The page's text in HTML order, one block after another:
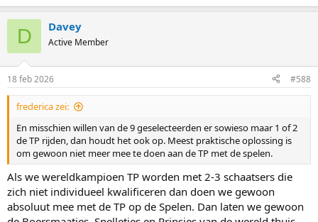
D Davey
Active Member
18 feb 2026 #588
frederica zei:
En misschien willen van de 9 geselecteerden er sowieso maar 1 of 2
de TP rijden, dan houdt het ook op. Meest praktische oplossing is
om gewoon niet meer mee te doen aan de TP met de spelen.
Als we wereldkampioen TP worden met 2-3 schaatsers die
zich niet individueel kwalificeren dan doen we gewoon
absoluut mee met de TP op de Spelen. Dan laten we gewoon